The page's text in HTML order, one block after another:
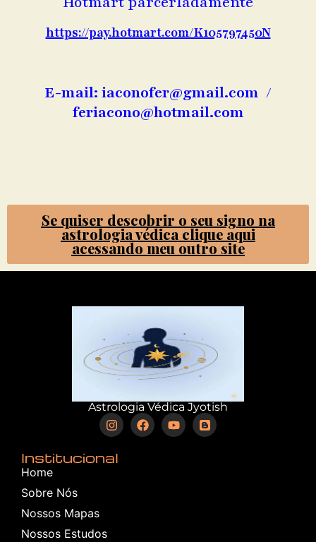
https://pay.hotmart.com/K105797450N
E-mail: iaconofer@gmail.com /
feriacono@hotmail.com
Se quiser descobrir o seu signo na
astrologia védica clique aqui
acessando meu outro site
Astrologia Védica Jyotish
Institucional
Home
Sobre Nós
Nossos Mapas
Nossos Estudos